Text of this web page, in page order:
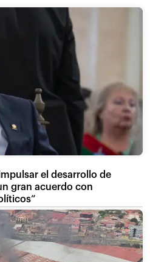
el desarrollo de
gran acuerdo con